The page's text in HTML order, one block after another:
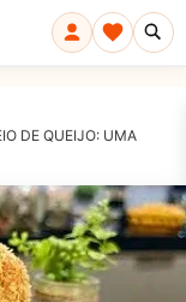
DE QUEIJO: UMA